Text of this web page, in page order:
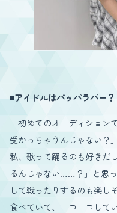
■アイドルはパッパラパー？
初めてのオーディション
受かっちゃうんじゃない？
私、歌って踊るのも好きだ
るんじゃない……？」と思
して戦ったりするのも楽し
食べていて、ニコニコして